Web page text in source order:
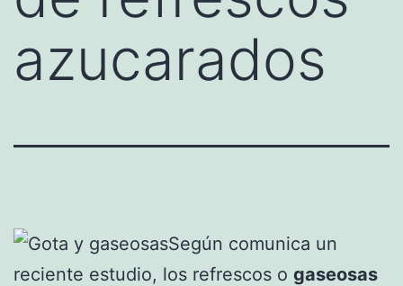
azucarados
Según comunica un
reciente estudio, los refrescos o gaseosas